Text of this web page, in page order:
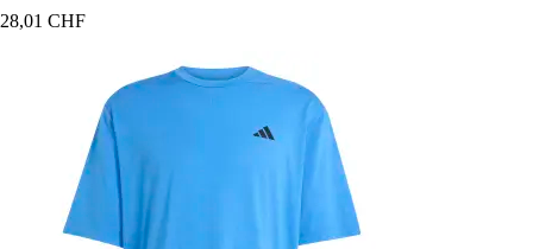
28,01 CHF